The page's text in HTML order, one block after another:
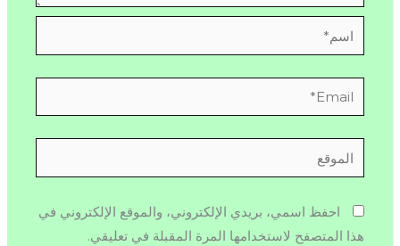
اسم*
Email*
الموقع
احفظ اسمي، بريدي الإلكتروني، والموقع الإلكتروني في
هذا المتصفح لاستخدامها المرة المقبلة في تعليقي.